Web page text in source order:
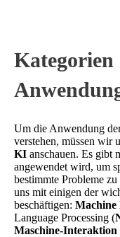
Um die Anwendung
verstehen, müssen wir
KI anschauen. Es gibt
angewendet wird, um
bestimmte Probleme
uns mit einigen der
beschäftigen: Machine
Language Processing (
Maschine-Interaktion